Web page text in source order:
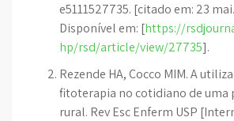
e5111527735. [citado em: 23
Disponível em: [https://
hp/rsd/article/view/27735].
Rezende HA, Cocco MIM. A
fitoterapia no cotidiano de uma
rural. Rev Esc Enferm USP